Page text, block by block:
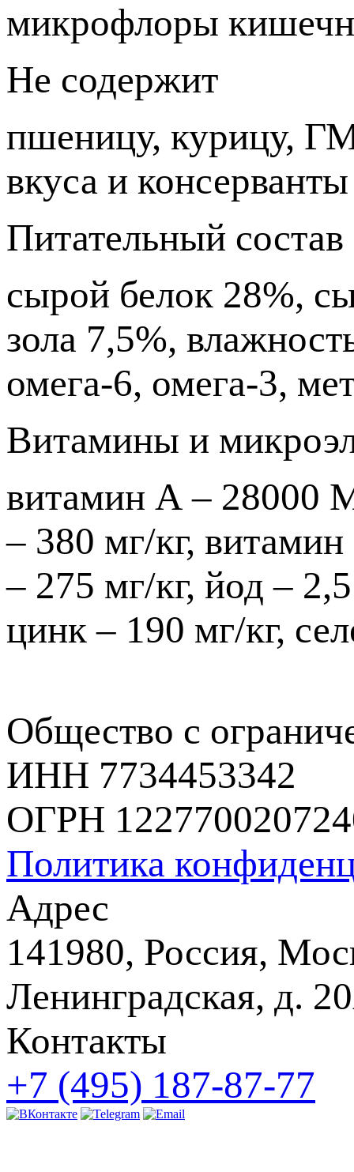
микрофлоры
Не содержит
пшеницу, курицу,
вкуса и консерванты
Питательный состав
сырой белок 28%,
зола 7,5%,
омега-6, омега-3,
Витамины и
витамин А – 28000
– 380 мг/кг,
– 275 мг/кг, йод –
цинк – 190 мг/кг,
Общество с
ИНН 7734453342
ОГРН
Политика
Адрес
141980, Россия,
Ленинградская, д.
Контакты
+7 (495) 187-87-77